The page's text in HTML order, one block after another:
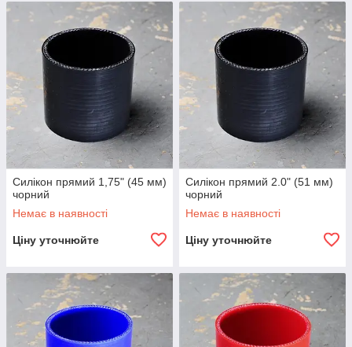
Силікон прямий 1,75" (45 мм)
чорний
Немає в наявності
Ціну уточнюйте
Силікон прямий 2.0" (51 мм)
чорний
Немає в наявності
Ціну уточнюйте